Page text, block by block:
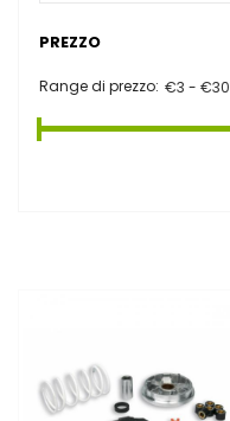
PREZZO
Range di prezzo: